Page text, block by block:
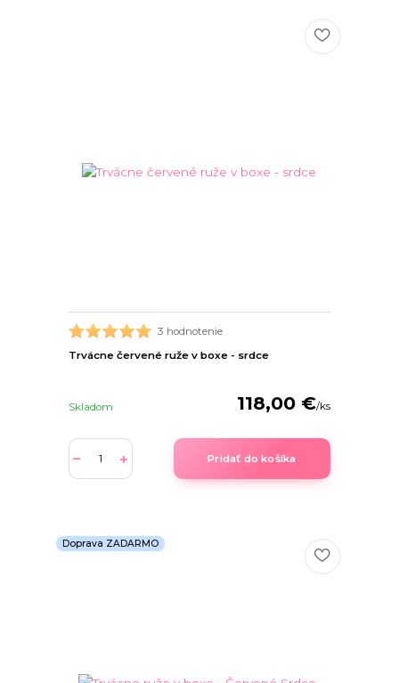
3 hodnotenie
Trvácne červené ruže v boxe - srdce
118,00 €/ks
Skladom
Pridať do košíka
Doprava ZADARMO